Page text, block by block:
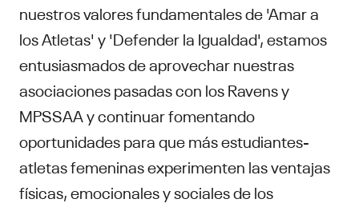
nuestros valores fundamentales de 'Amar a
los Atletas' y 'Defender la Igualdad', estamos
entusiasmados de aprovechar nuestras
asociaciones pasadas con los Ravens y
MPSSAA y continuar fomentando
oportunidades para que más estudiantes-
atletas femeninas experimenten las ventajas
físicas, emocionales y sociales de los